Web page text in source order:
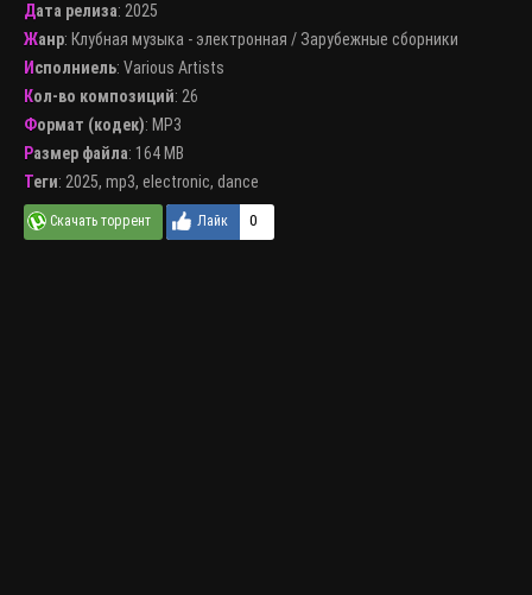
Дата релиза: 2025
Жанр: Клубная музыка - электронная / Зарубежные сборники
Исполниель: Various Artists
Кол-во композиций: 26
Формат (кодек): MP3
Размер файла: 164 MB
Теги: 2025, mp3, electronic, dance
0